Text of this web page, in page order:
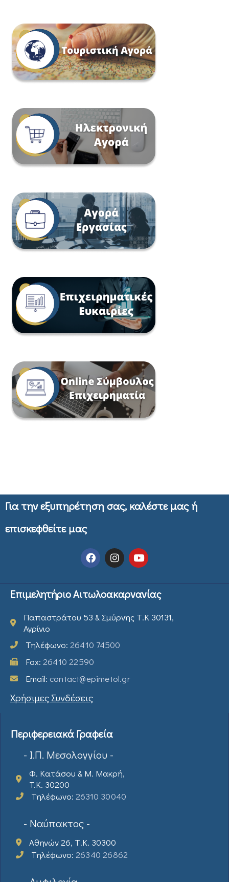
Για την εξυπηρέτηση σας, καλέστε μας ή
επισκεφθείτε μας
Επιμελητήριο Αιτωλοακαρνανίας
Παπαστράτου 53 & Σμύρνης Τ.Κ 30131,
Αγρίνιο
Τηλέφωνο: 26410 74500
Fax: 26410 22590
Email: contact@epimetol.gr
Χρήσιμες Συνδέσεις
Περιφερειακά Γραφεία
- Ι.Π. Μεσολογγίου -
Φ. Κατάσου & Μ. Μακρή,
T.K. 30200
Τηλέφωνο: 26310 30040
- Ναύπακτος -
Αθηνών 26, Τ.Κ. 30300
Τηλέφωνο: 26340 26862